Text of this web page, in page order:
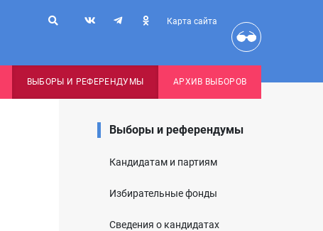
Карта сайта
ВЫБОРЫ И РЕФЕРЕНДУМЫ АРХИВ ВЫБОРОВ
Выборы и референдумы
Кандидатам и партиям
Избирательные фонды
Сведения о кандидатах